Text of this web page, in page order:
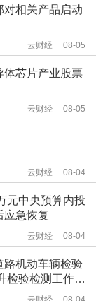
对相关产品启动
云财经 08-05
体芯片产业股票
云财经 08-05
云财经 08-04
元中央预算内投
应急恢复
云财经 08-04
路机动车辆检验
检验检测工作质